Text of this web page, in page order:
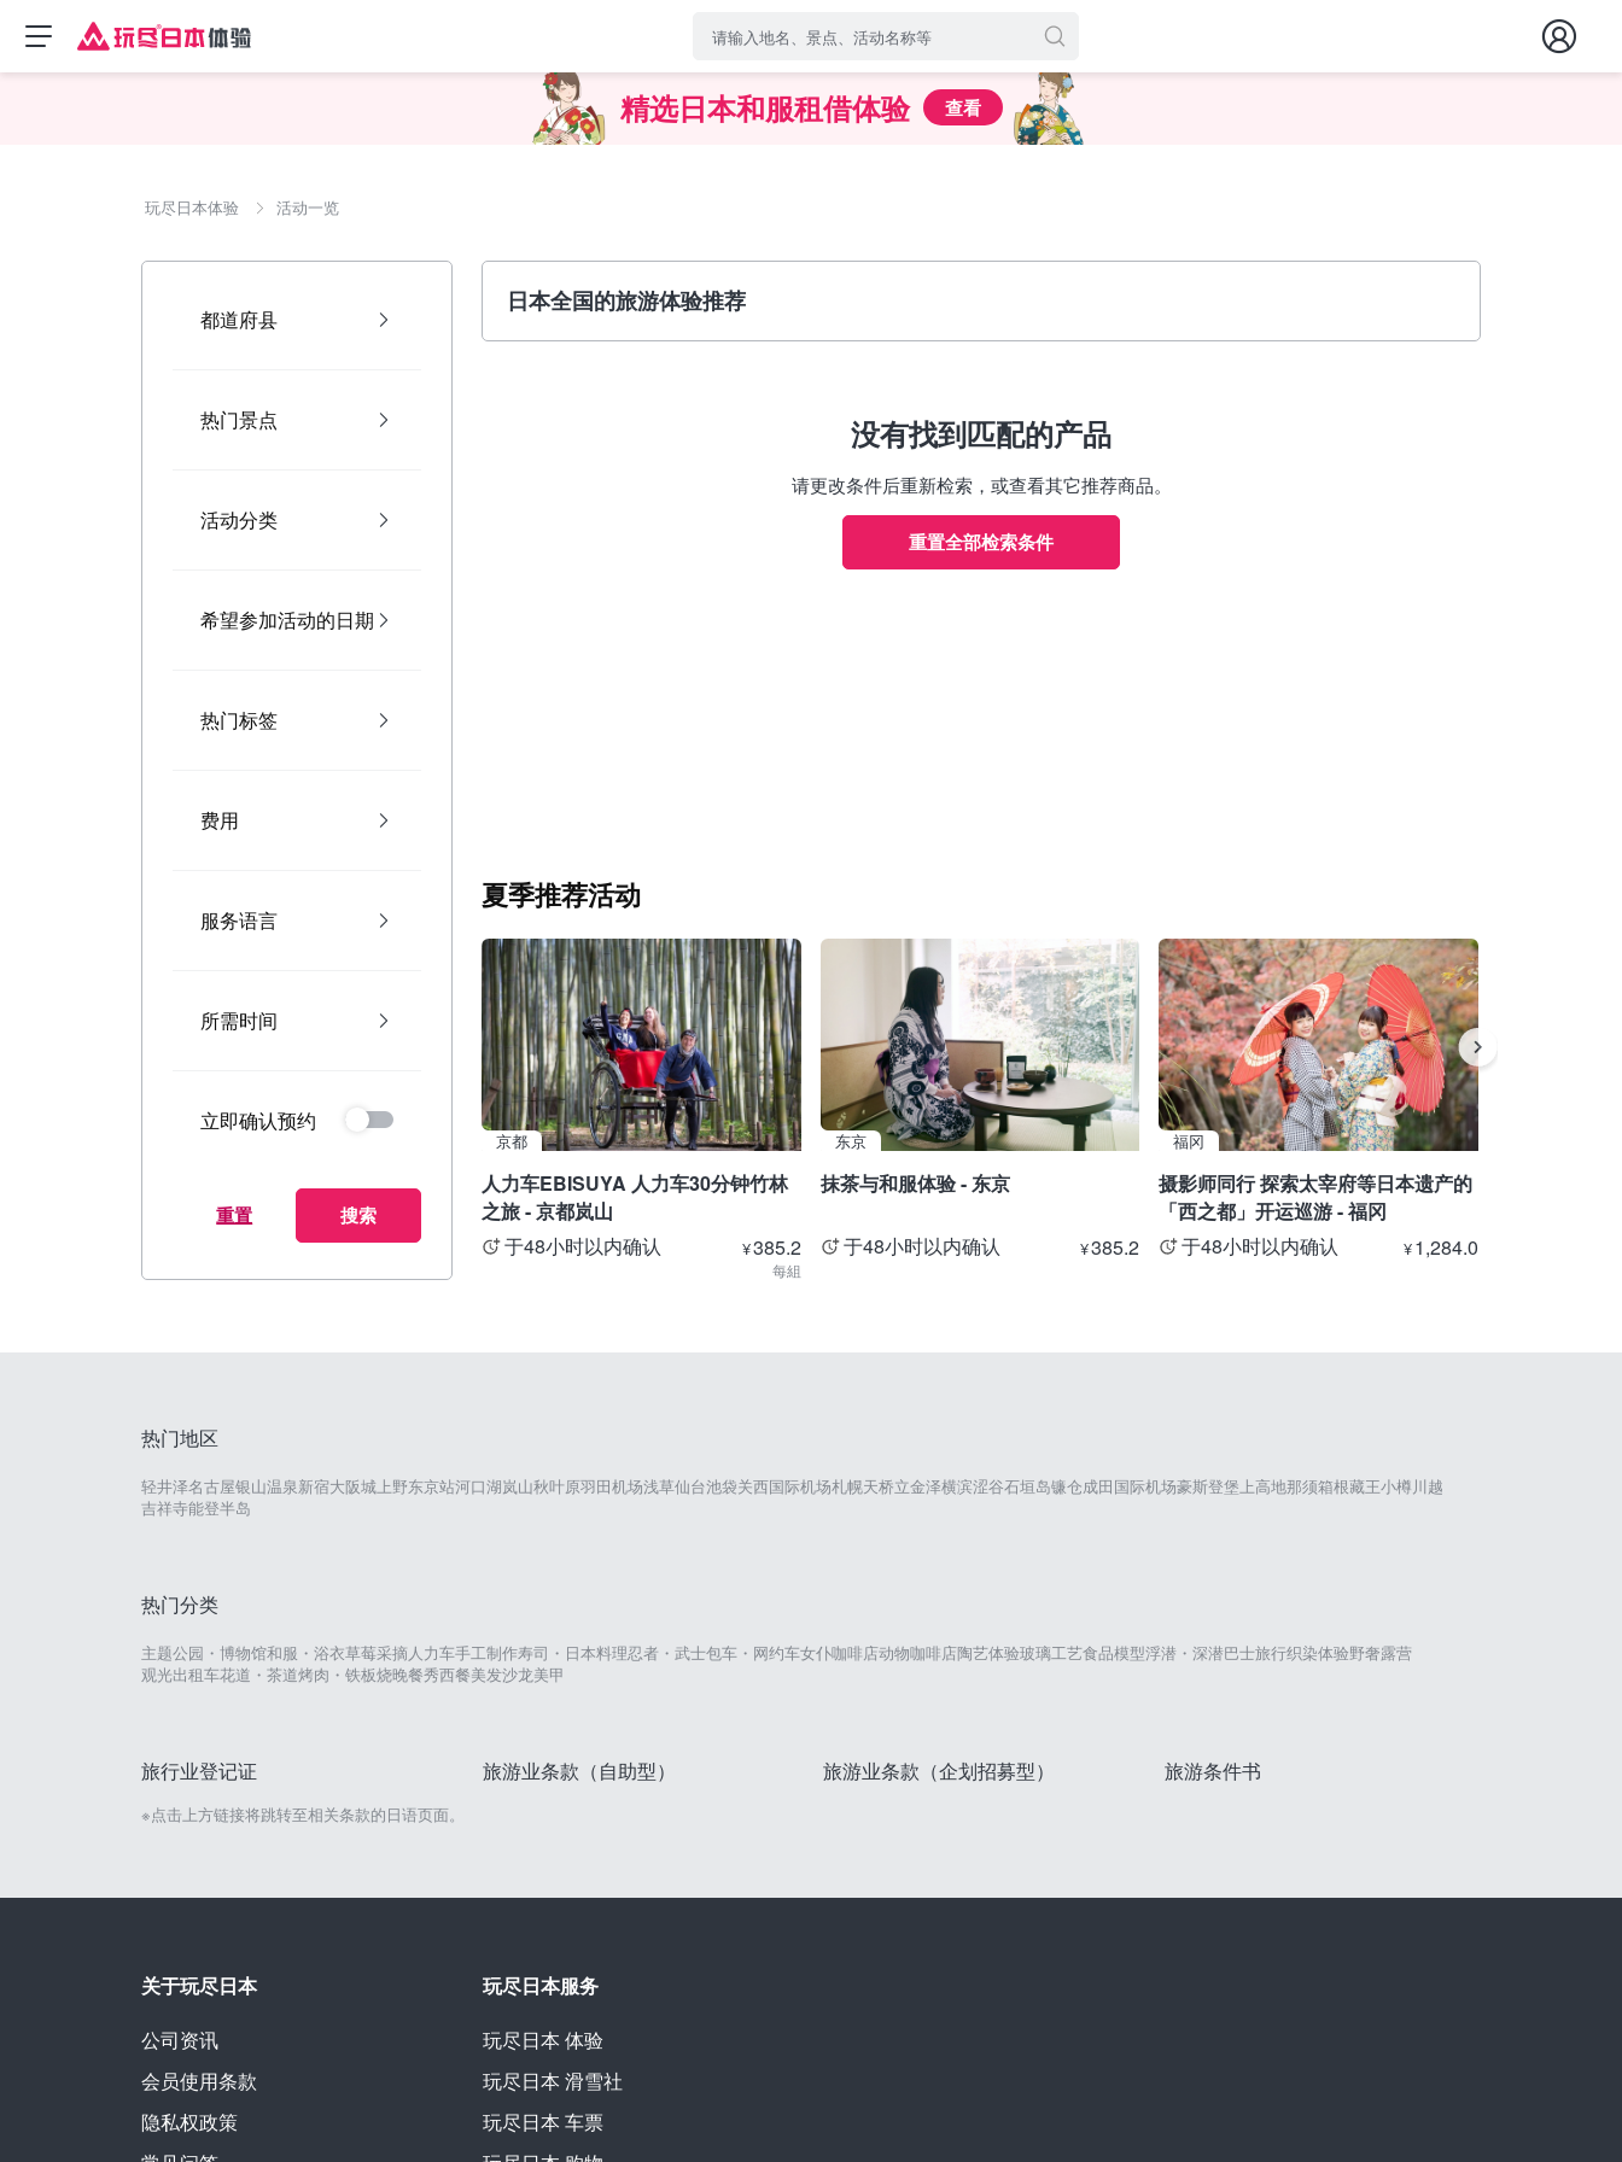
精选日本和服租借体验 查看
玩尽日本体验 活动一览
都道府县
热门景点
活动分类
希望参加活动的日期
热门标签
费用
服务语言
所需时间
立即确认预约
重置 搜索
日本全国的旅游体验推荐
没有找到匹配的产品
请更改条件后重新检索，或查看其它推荐商品。
重置全部检索条件
夏季推荐活动
京都
人力车EBISUYA 人力车30分钟竹林
之旅 - 京都岚山
于48小时以内确认
¥385.2
每組
东京
抹茶与和服体验 - 东京
于48小时以内确认 ¥385.2
福冈
摄影师同行 探索太宰府等日本遗产的
「西之都」开运巡游 - 福冈
于48小时以内确认
¥1,284.0
热门地区
轻井泽名古屋银山温泉新宿大阪城 上野东京站河口湖岚山秋叶原羽田机场浅草仙台池袋关西国际机场札幌天桥立金泽横滨涩谷石垣岛镰仓成田国际机场豪斯登堡 上高地那须箱根藏王小樽川越
吉祥寺能登半岛
热门分类
主题公园・博物馆和服・浴衣草莓采摘人力车手工制作寿司・日本料理忍者・武士包车・网约车女仆咖啡店动物咖啡店陶艺体验玻璃工艺食品模型浮潜・深潜巴士旅行织染体验野奢露营
观光出租车花道・茶道烤肉・铁板烧晚餐秀西餐美发沙龙美甲
旅行业登记证 旅游业条款（自助型） 旅游业条款（企划招募型） 旅游条件书
※点击上方链接将跳转至相关条款的日语页面。
关于玩尽日本
公司资讯
会员使用条款
隐私权政策
玩尽日本服务
玩尽日本 体验
玩尽日本 滑雪社
玩尽日本 车票